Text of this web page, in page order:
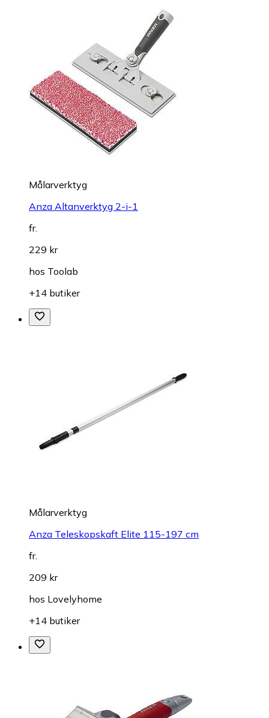
Målarverktyg
Anza Altanverktyg 2-i-1
fr.
229 kr
hos Toolab
+14 butiker
Målarverktyg
Anza Teleskopskaft Elite 115-197 cm
fr.
209 kr
hos Lovelyhome
+14 butiker